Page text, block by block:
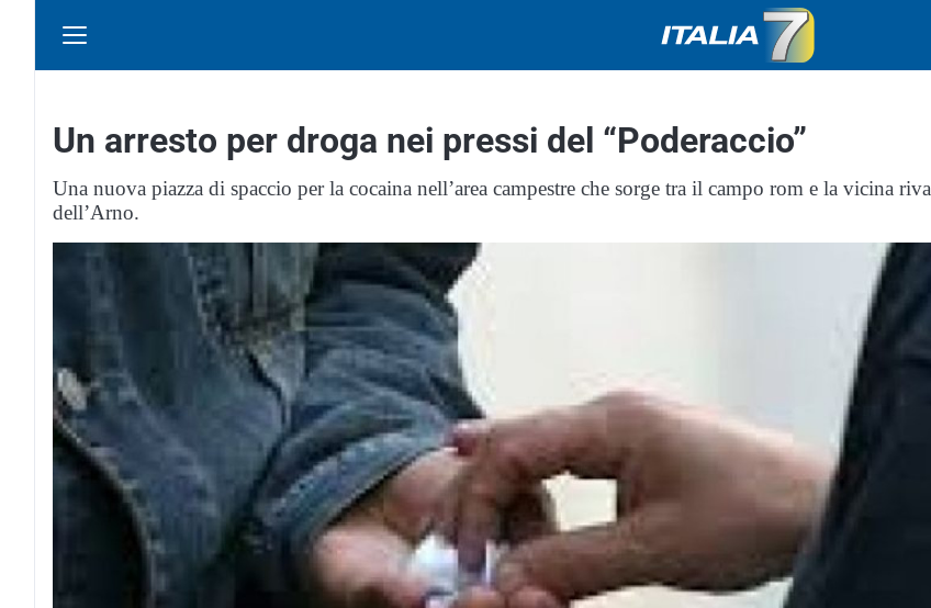
Un arresto per droga nei pressi del “Poderaccio”
Una nuova piazza di spaccio per la cocaina nell’area campestre che sorge tra il campo rom e la vicina riva
dell’Arno.